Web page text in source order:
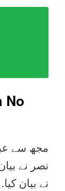
No
مجھ سے
نصر نے
نے بیان